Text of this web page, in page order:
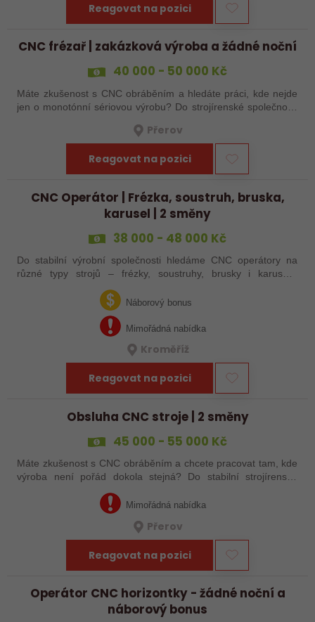
Reagovat na pozici
CNC frézař | zakázková výroba a žádné noční
40 000 - 50 000 Kč
Máte zkušenost s CNC obráběním a hledáte práci, kde nejde
jen o monotónní sériovou výrobu? Do strojírenské společnosti
Přerov
Reagovat na pozici
CNC Operátor | Frézka, soustruh, bruska,
karusel | 2 směny
38 000 - 48 000 Kč
Do stabilní výrobní společnosti hledáme CNC operátory na
různé typy strojů – frézky, soustruhy, brusky i karusely.
Uplatnění u nás najdou zkušení obráběči i absolventi
technických oborů, kteří se…Náborový bonus
Mimořádná nabídka
Kroměříž
Reagovat na pozici
Obsluha CNC stroje | 2 směny
45 000 - 55 000 Kč
Máte zkušenost s CNC obráběním a chcete pracovat tam, kde
výroba není pořád dokola stejná? Do stabilní strojírenské
zakázkovou výrobu. Čeká Vás…Mimořádná nabídka
Přerov
Reagovat na pozici
Operátor CNC horizontky - žádné noční a
náborový bonus